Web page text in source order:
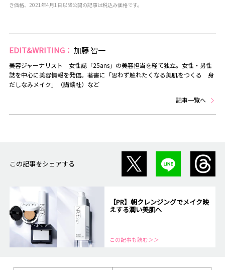
き価格、2021年4月1日以降公開の記事は税込み価格です。
EDIT&WRITING： 加藤 智一
美容ジャーナリスト 女性誌「25ans」の美容担当を経て独立。女性・男性
誌を中心に美容情報を発信。著書に「思わず触れたくなる美肌をつくる 身
だしなみメイク」（講談社）など
記事一覧へ
この記事をシェアする
【PR】朝クレンジングでメイク映
えする潤い美肌へ
この記事も読む＞＞